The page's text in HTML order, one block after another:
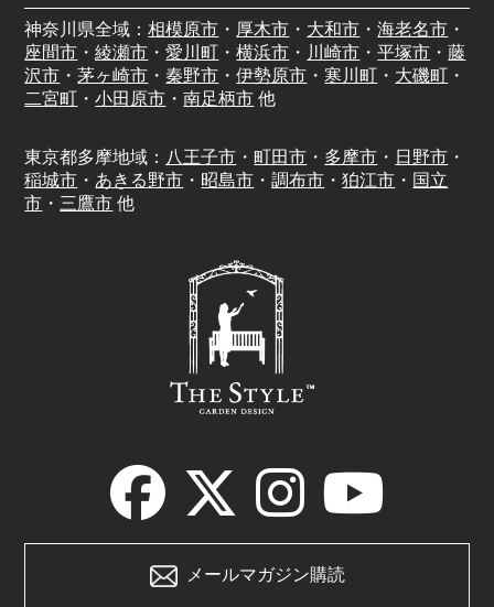
神奈川県全域：相模原市 ・ 厚木市 ・ 大和市 ・海老名市 ・
座間市 ・綾瀬市 ・愛川町 ・横浜市 ・ 川崎市 ・平塚市 ・藤
沢市 ・茅ヶ崎市 ・ 秦野市 ・伊勢原市 ・ 寒川町 ・ 大磯町 ・
二宮町 ・小田原市 ・南足柄市 他
東京都多摩地域： 八王子市 ・町田市 ・ 多摩市 ・ 日野市 ・
稲城市 ・ あきる野市 ・ 昭島市 ・調布市 ・狛江市 ・ 国立
市 ・ 三鷹市 他
メールマガジン購読